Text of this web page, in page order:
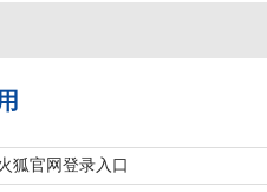
狐官网登录入口